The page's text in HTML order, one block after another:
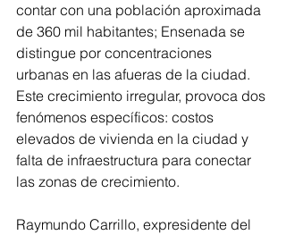
contar con una población aproximada
de 360 mil habitantes; Ensenada se
distingue por concentraciones
urbanas en las afueras de la ciudad.
Este crecimiento irregular, provoca dos
fenómenos específicos: costos
elevados de vivienda en la ciudad y
falta de infraestructura para conectar
las zonas de crecimiento.
Raymundo Carrillo, expresidente del